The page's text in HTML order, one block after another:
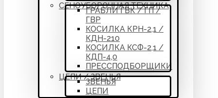
СЕНОУБОРОЧНАЯ ТЕХНИКА
ГРАБЛИ ГВК / ГП /
ГВР
КОСИЛКА КРН-2,1 /
КДН-210
КОСИЛКА КСФ-2,1 /
КДП-4,0
ПРЕССПОДБОРЩИКИ
ЦЕПИ / ЗВЕНЬЯ
ЗВЕНЬЯ
ЦЕПИ